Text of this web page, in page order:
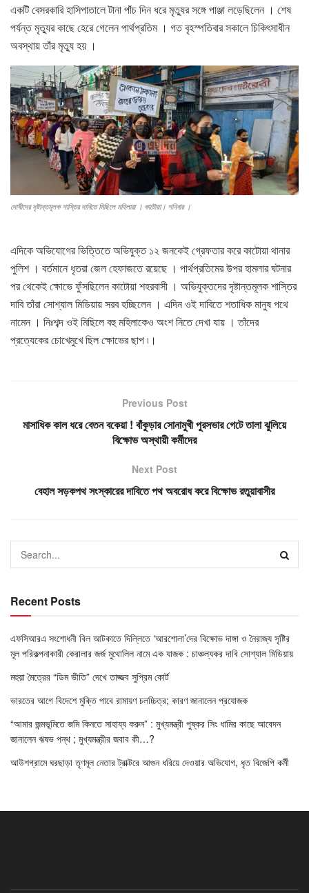
একটি বেসরকারি হাসিপাতালে টানা পাঁচ দিন ধরে মৃত্যুর সঙ্গে পাঞ্জা লড়েছিলেন । শেষ
পর্যন্ত মৃত্যুর কাছে হেরে গেলেন পার্থপ্রতিম । গত বৃহস্পতিবার সকালে চিকিৎসাধীন
অবস্থায় তাঁর মৃত্যু হয় ।
দোষীদের দৃষ্টান্তমূলক শাস্তির দাবিতে মিছিলে মহিলারা । কাটোয়া। শনিবার ।
এদিকে অভিযোগের ভিত্তিতে অভিযুক্ত ১২ জনকেই গ্রেফতার করে কাটোয়া থানার
পুলিশ । বর্তমানে ধৃতরা জেল হেফাজতে রয়েছে । পার্থপ্রতিমের উপর হামলার ঘটনার
পর থেকেই ক্ষোভে ফুঁসছিলেন কাটোয়া শহরবাসী । অভিযুক্তদের দৃষ্টান্তমূলক শাস্তির
দাবি তাঁরা সোশ্যাল মিডিয়ায় সরব হচ্ছিলেন । এদিন ওই দাবিতে শতাধিক মানুষ পথে
নামেন । নিঃশব্দ ওই মিছিলে বহু মহিলাকেও অংশ নিতে দেখা যায় । তাঁদের
প্রত্যেকের চোখেমুখে ছিল ক্ষোভের ছাপ ৷।
Previous Post
মাসাধিক কাল ধরে বেতন বকেয়া ! বাঁকুড়ার সোনামুখী পুরসভার গেটে তালা ঝুলিয়ে
বিক্ষোভ অস্থায়ী কর্মীদের
Next Post
বেহাল সড়কপথ সংস্কারের দাবিতে পথ অবরোধ করে বিক্ষোভ রতুয়াবাসীর
Recent Posts
এফসিআরএ সংশোধনী বিল আটকাতে দিল্লিতে ‘আরশোলা’দের বিক্ষোভ দাঙ্গা ও নৈরাজ্য সৃষ্টির
মূল পরিকল্পনাকারী কেরালার জর্জ মুথোলিল নামে এক যাজক : চাঞ্চল্যকর দাবি সোশ্যাল মিডিয়ায়
মহুয়া মৈত্রের “ডিম ভীতি” দেখে তাজ্জব সুপ্রিম কোর্ট
ভারতের আগে বিদেশে মুক্তি পাবে রামায়ণ চলচ্চিত্র; কারণ জানালেন প্রযোজক
“আমার জন্মভূমিতে জমি কিনতে সাহায্য করুন” : মুখ্যমন্ত্রী পুষ্কর সিং ধামির কাছে আবেদন
জানালেন ঋষভ পন্থ ; মুখ্যমন্ত্রীর জবাব কী…?
আউশগ্রামে ঘরছাড়া তৃণমূল নেতার ট্রাক্টরে আগুন ধরিয়ে দেওয়ার অভিযোগ, ধৃত বিজেপি কর্মী